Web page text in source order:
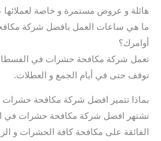
هائلة و عروض مستمرة و خاصة لعملائها
ما هي ساعات العمل بافضل شركة
أوامرك؟
توقف حتى في أيام الجمع و العطلات.
بماذا تتميز افضل شركة مكافحة
تشتهر افضل شركة مكافحة حشرات في
الفائقة على مكافحة كافة الحشرات و